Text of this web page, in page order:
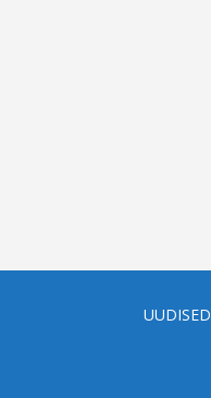
UUDISED